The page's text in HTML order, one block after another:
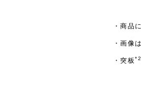
・商品
・画像
・突板*2